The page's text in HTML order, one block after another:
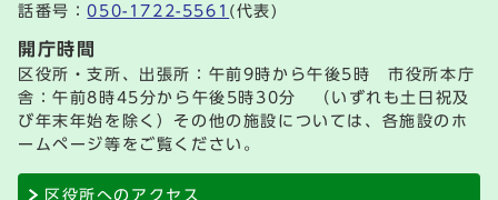
話番号：050-1722-5561 (代表)
開庁時間
区役所・支所、出張所：午前9時から午後5時 市役所本庁
舎：午前8時45分から午後5時30分 （いずれも土日祝及
び年末年始を除く）その他の施設については、各施設のホ
ームページ等をご覧ください。
区役所へのアクセス